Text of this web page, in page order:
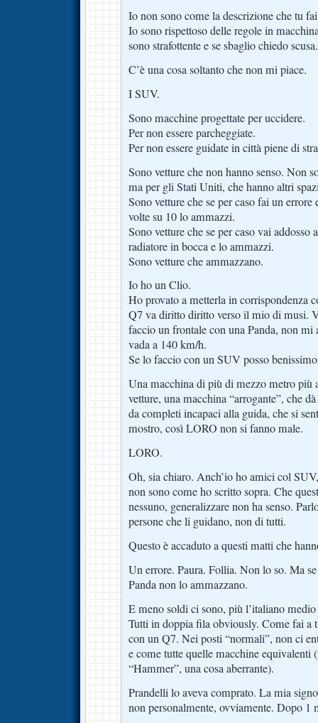
Io non sono come la descrizione che tu
Io sono rispettoso delle regole in
sono strafottente e se sbaglio chiedo scusa.
C’è una cosa soltanto che non mi piace.
I SUV.
Sono macchine progettate per uccidere.
Per non essere parcheggiate.
Per non essere guidate in città piene di
Sono vetture che non hanno senso. Non
ma per gli Stati Uniti, che hanno altri
Sono vetture che se per caso fai un
volte su 10 lo ammazzi.
Sono vetture che se per caso vai
radiatore in bocca e lo ammazzi.
Sono vetture che ammazzano.
Io ho un Clio.
Ho provato a metterla in corrispondenza
Q7 va diritto diritto verso il mio di musi.
faccio un frontale con una Panda, non mi
vada a 140 km/h.
Se lo faccio con un SUV posso
Una macchina di più di mezzo metro più
vetture, una macchina “arrogante”, che
da completi incapaci alla guida, che si
mostro, così LORO non si fanno male.
LORO.
Oh, sia chiaro. Anch’io ho amici col
non sono come ho scritto sopra. Che
nessuno, generalizzare non ha senso.
persone che li guidano, non di tutti.
Questo è accaduto a questi matti che
Un errore. Paura. Follia. Non lo so. Ma
Panda non lo ammazzano.
E meno soldi ci sono, più l’italiano
Tutti in doppia fila obviously. Come fai a
con un Q7. Nei posti “normali”, non ci
e come tutte quelle macchine equivalenti
“Hammer”, una cosa aberrante).
Prandelli lo aveva comprato. La mia
non personalmente, ovviamente. Dopo 1